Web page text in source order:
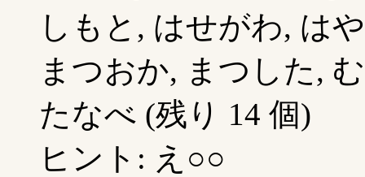
しもと, はせがわ, は
まつおか, まつした,
たなべ (残り 14 個)
ヒント: え○○